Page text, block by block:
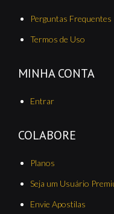
Perguntas Frequentes
Termos de Uso
MINHA CONTA
Entrar
COLABORE
Planos
Seja um Usuário
Envie Apostilas